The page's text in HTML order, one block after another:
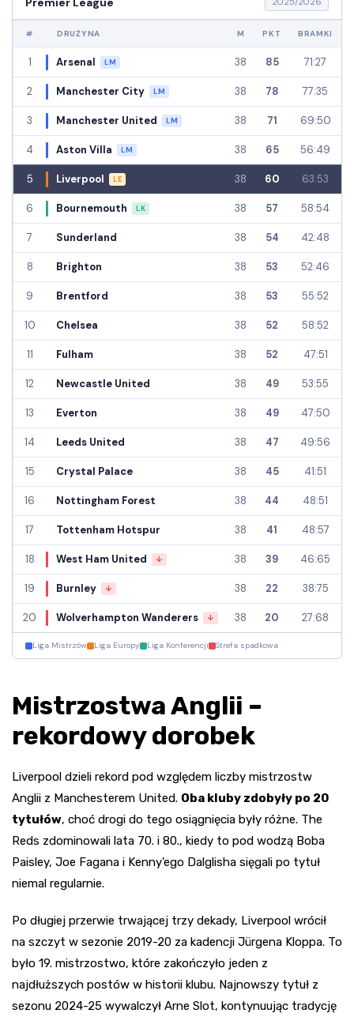
# DRUŻYNA M PKT BRAMKI
1 Arsenal LM 38 85 71:27
2 Manchester City LM 38 78 77:35
3 Manchester United LM 38 71 69:50
4 Aston Villa LM 38 65 56:49
5 Liverpool LE 38 60 63:53
6 Bournemouth LK 38 57 58:54
7 Sunderland 38 54 42:48
8 Brighton 38 53 52:46
9 Brentford 38 53 55:52
10 Chelsea 38 52 58:52
11 Fulham 38 52 47:51
12 Newcastle United 38 49 53:55
13 Everton 38 49 47:50
14 Leeds United 38 47 49:56
15 Crystal Palace 38 45 41:51
16 Nottingham Forest 38 44 48:51
17 Tottenham Hotspur 38 41 48:57
18 West Ham United ↓ 38 39 46:65
19 Burnley ↓ 38 22 38:75
20 Wolverhampton Wanderers ↓ 38 20 27:68
Liga Mistrzów Liga Europy Liga Konferencji Strefa spadkowa
Mistrzostwa Anglii –
rekordowy dorobek
Liverpool dzieli rekord pod względem liczby mistrzostw
Anglii z Manchesterem United. Oba kluby zdobyły po 20
tytułów, choć drogi do tego osiągnięcia były różne. The
Reds zdominowali lata 70. i 80., kiedy to pod wodzą Boba
Paisley, Joe Fagana i Kenny’ego Dalglisha sięgali po tytuł
niemal regularnie.
Po długiej przerwie trwającej trzy dekady, Liverpool wrócił
na szczyt w sezonie 2019-20 za kadencji Jürgena Kloppa. To
było 19. mistrzostwo, które zakończyło jeden z
najdłuższych postów w historii klubu. Najnowszy tytuł z
sezonu 2024-25 wywalczył Arne Slot, kontynuując tradycję